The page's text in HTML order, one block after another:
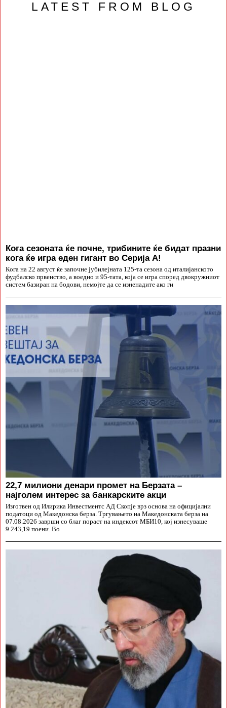
LATEST FROM BLOG
Кога сезоната ќе почне, трибините ќе бидат празни
кога ќе игра еден гигант во Серија А!
Кога на 22 август ќе започне јубилејната 125-та сезона од италијанското
фудбалско првенство, а воедно и 95-тата, која се игра според двокружниот
систем базиран на бодови, немојте да се изненадите ако ги
22,7 милиони денари промет на Берзата –
најголем интерес за банкарските акци
Изготвен од Илирика Инвестментс АД Скопје врз основа на официјални
податоци од Македонска берза. Тргувањето на Македонската берза на
07.08.2026 заврши со благ пораст на индексот МБИ10, кој изнесуваше
9.243,19 поени. Во